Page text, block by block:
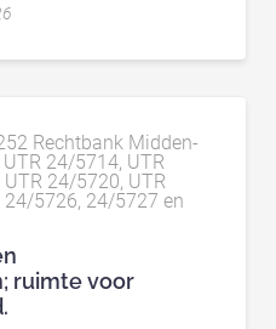
Rechtbank Midden-
24/5714, UTR
24/5720, UTR
5726, 24/5727 en
ruimte voor